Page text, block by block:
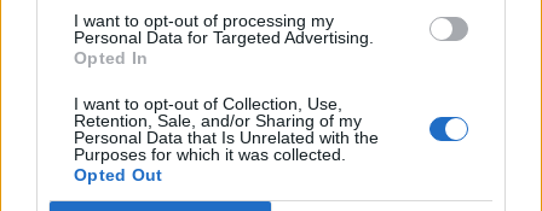
I want to opt-out of processing my
Personal Data for Targeted Advertising.
Opted In
I want to opt-out of Collection, Use,
Retention, Sale, and/or Sharing of my
Personal Data that Is Unrelated with the
Purposes for which it was collected.
Opted Out
valamit? Megáll bennem az ütő erre a gondolatra.
Kép forrása: Pinterest